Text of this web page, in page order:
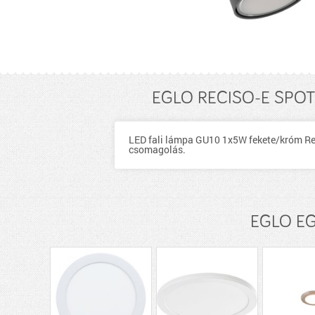
EGLO RECISO-E
LED fali lámpa GU10 1x5W fekete/króm
csomagolás.
EGLO